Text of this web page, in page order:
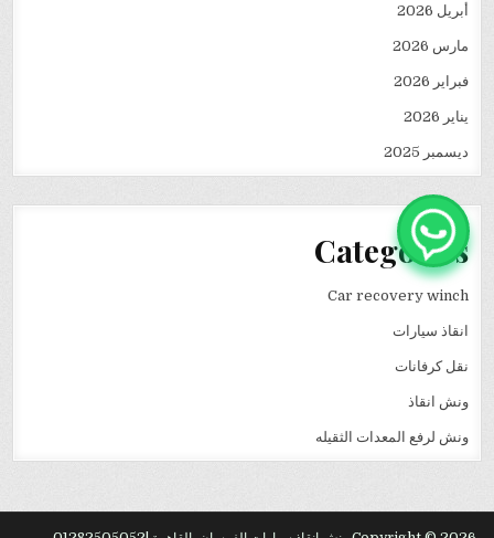
أبريل 2026
مارس 2026
فبراير 2026
يناير 2026
ديسمبر 2025
Categories
Car recovery winch
انقاذ سيارات
نقل كرفانات
ونش انقاذ
ونش لرفع المعدات الثقيله